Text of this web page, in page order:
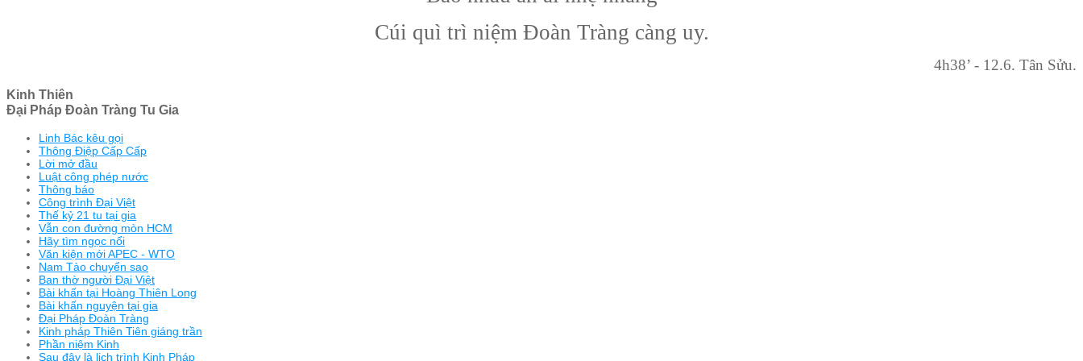
Cúi quì trì niệm Đoàn Tràng càng uy.
4h38’ - 12.6. Tân Sửu.
Kinh Thiên
Đại Pháp Đoàn Tràng Tu Gia
Linh Bác kêu gọi
Thông Điệp Cấp Cấp
Lời mở đầu
Luật công phép nước
Thông báo
Công trình Đại Việt
Thế kỷ 21 tu tại gia
Vẫn con đường mòn HCM
Hãy tìm ngọc nổi
Văn kiện mới APEC - WTO
Nam Tào chuyển sao
Ban thờ người Đại Việt
Bài khấn tại Hoàng Thiên Long
Bài khấn nguyện tại gia
Đại Pháp Đoàn Tràng
Kinh pháp Thiên Tiên giáng trần
Phần niệm Kinh
Sau đây là lịch trình Kinh Pháp